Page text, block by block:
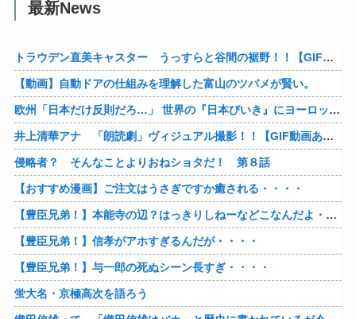
最新News
トラウデン直美キャスター うっすらと谷間の裾野！！【GIF動画あり】
【動画】自動ドアの仕組みを理解した富山のツバメが賢い。
欧州「日本だけ反則だろ…」 世界の『日本びいき』にヨーロッパ全土から不満の声
井上清華アナ 「朗読劇」ヴィジュアル撮影！！【GIF動画あり】
侵略者？ そんなことよりおねショタだ！ 第８話
【おすすめ漫画】ご注文はうさぎですか癒される・・・・
【豊臣兄弟！】本能寺の辺？はっきりしねーなどこなんだよ・・・・
【豊臣兄弟！】信孝がアホすぎるんだが・・・・
【豊臣兄弟！】与一郎の死ぬシーン長すぎ・・・・
蛍大名・京極高次を語ろう